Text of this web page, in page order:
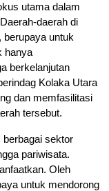
utama dalam
daerah di
untuk
hanya
berkelanjutan
Kolaka Utara
dan memfasilitasi
tersebut.
berbagai sektor
pariwisata.
Oleh
untuk mendorong